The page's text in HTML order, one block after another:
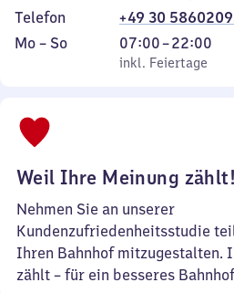
Telefon
+49 30
Montag
Mo – So,
inkl. Feiertage
07:00–22:00
Von
7
inkl. Feiertage
Weil Ihre Meinung zählt!
Nehmen Sie an unserer
Kundenzufriedenheitsstudie
Ihren Bahnhof mitzugestalten.
zählt – für ein besseres